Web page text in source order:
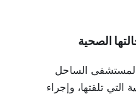
الصحية
الساحل
التي تلقتها، وإجراء